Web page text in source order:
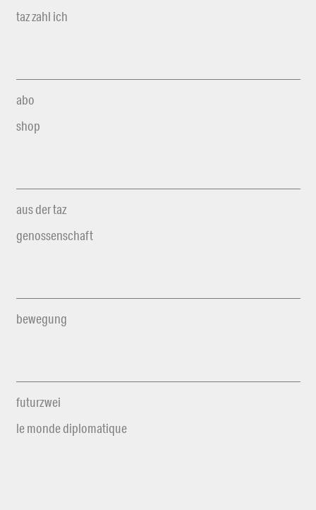
taz zahl ich
abo
shop
aus der taz
genossenschaft
bewegung
futurzwei
le monde diplomatique